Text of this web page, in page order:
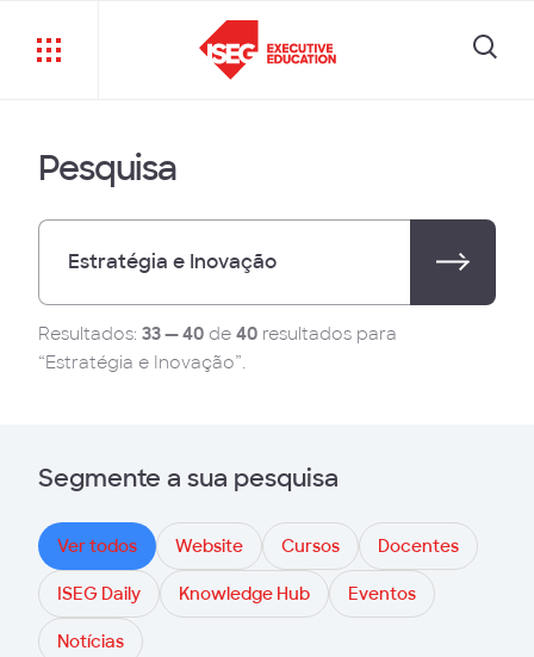
Pesquisa
Resultados: 33 — 40 de 40 resultados para
“Estratégia e Inovação”.
Segmente a sua pesquisa
Ver todos Website Cursos Docentes
ISEG Daily Knowledge Hub Eventos
Notícias